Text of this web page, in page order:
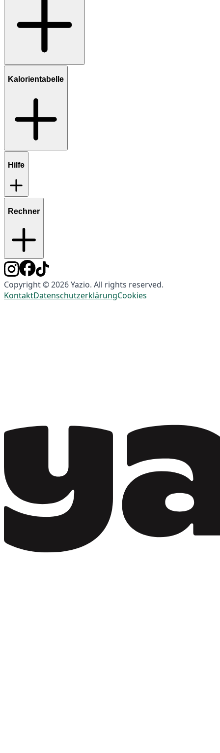
Kalorientabelle
Hilfe
Rechner
Copyright © 2026 Yazio. All rights reserved.
KontaktDatenschutzerklärungCookies